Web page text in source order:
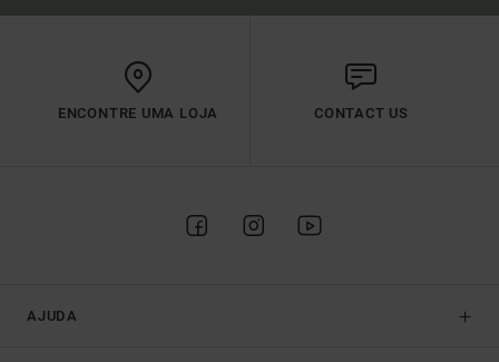
ENCONTRE UMA LOJA CONTACT US
AJUDA